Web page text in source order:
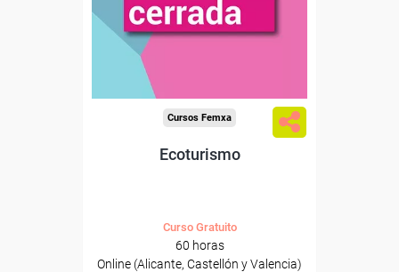
Cursos Femxa
Ecoturismo
Curso Gratuito
60 horas
Online (Alicante, Castellón y Valencia)